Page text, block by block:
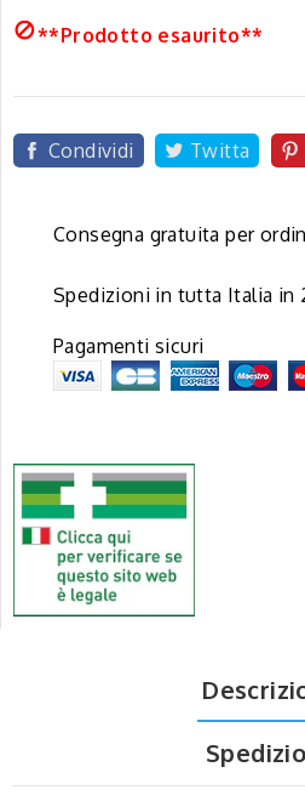
**Prodotto esaurito**
Condividi Twitta
Consegna gratuita per
Spedizioni in tutta Italia in
Pagamenti sicuri